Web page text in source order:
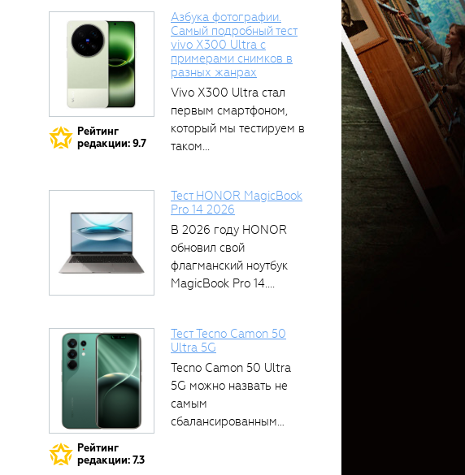
Рейтинг
редакции: 9.7
Азбука фотографии.
Самый подробный тест
vivo X300 Ultra с
примерами снимков в
разных жанрах
Vivo X300 Ultra стал
первым смартфоном,
который мы тестируем в
таком...
Тест HONOR MagicBook
Pro 14 2026
В 2026 году HONOR
обновил свой
флагманский ноутбук
MagicBook Pro 14....
Рейтинг
редакции: 7.3
Тест Tecno Camon 50
Ultra 5G
Tecno Camon 50 Ultra
5G можно назвать не
самым
сбалансированным